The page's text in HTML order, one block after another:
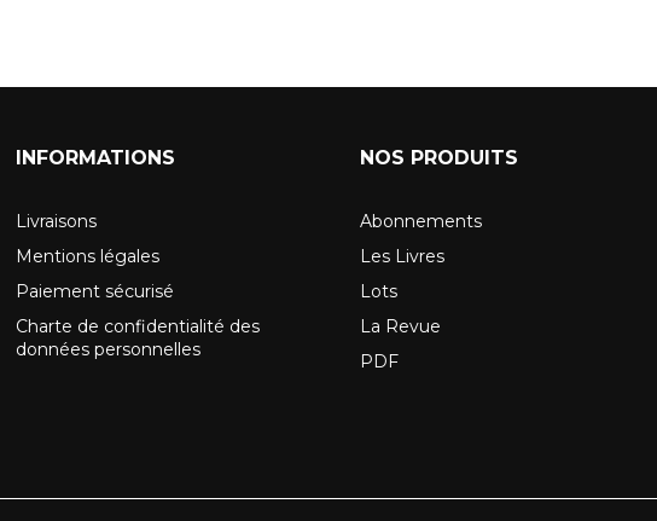
INFORMATIONS
Livraisons
Mentions légales
Paiement sécurisé
Charte de confidentialité des
données personnelles
NOS PRODUITS
Abonnements
Les Livres
Lots
La Revue
PDF